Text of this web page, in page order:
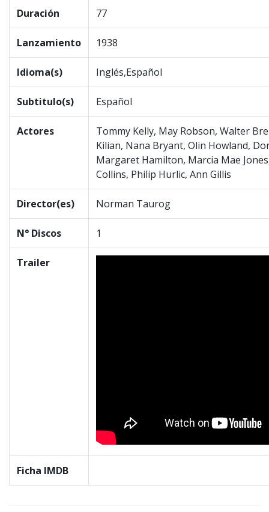
Duración 77
Lanzamiento 1938
Idioma(s) Inglés,Español
Subtitulo(s) Español
Actores
Tommy Kelly, May Robson, Walter
Kilian, Nana Bryant, Olin Howland,
Margaret Hamilton, Marcia Mae
Collins, Philip Hurlic, Ann Gillis
Director(es) Norman Taurog
N° Discos 1
Trailer
Ficha IMDB